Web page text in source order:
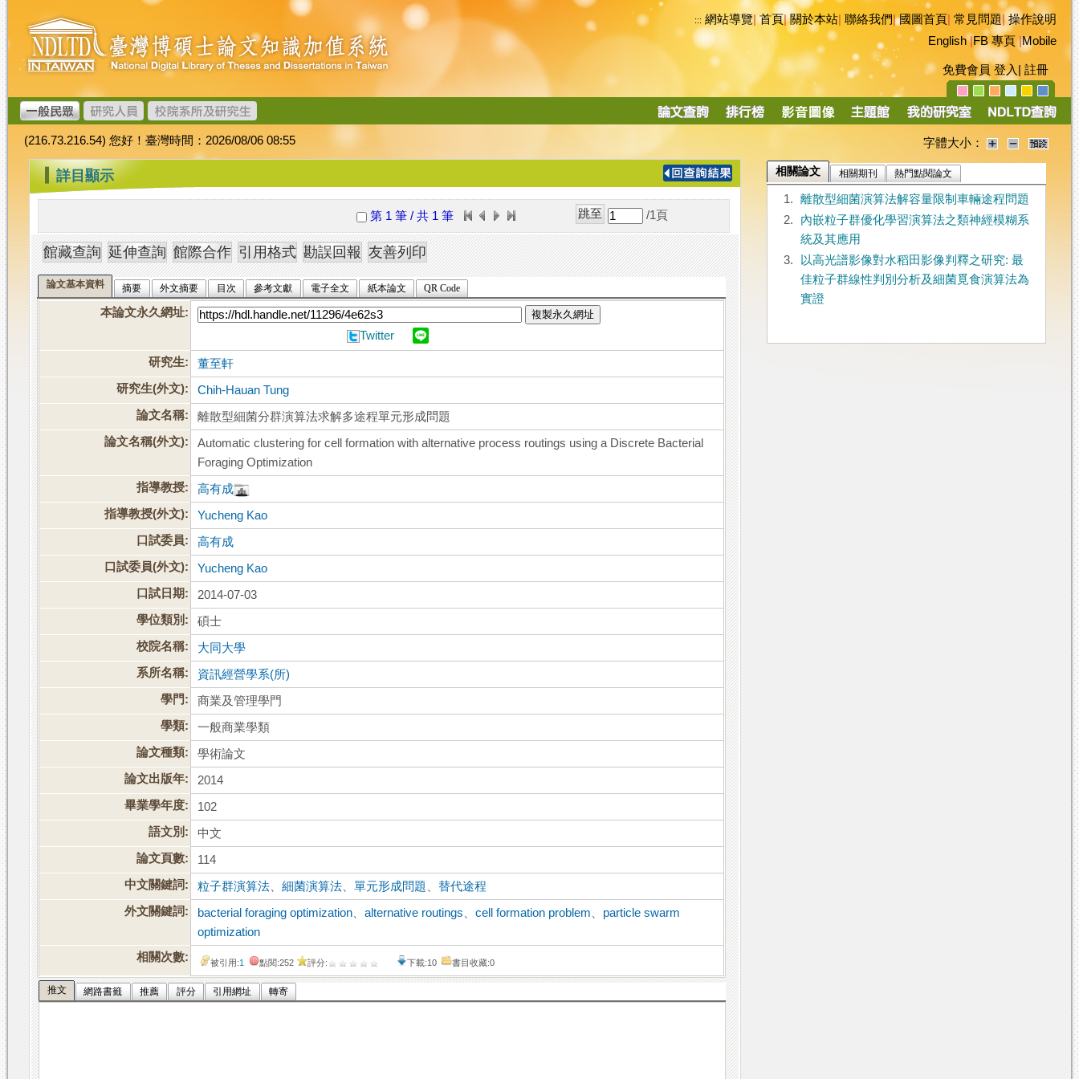
跳
到
主
要
內
容
臺
灣
博
碩
士
論
文
加
值
系
統
::: 網站導覽|首頁|關於本站 聯絡我們|國圖首頁 常見問題|操作說明
English|FB 專頁|Mobile
免費會員 登入 註冊
導
(216.73.216.54) 您好！臺灣時間：2026/08/06 08:55 字體大小：
::: 詳目顯示
第 1 筆 / 共 1 筆 /1 頁
論文基本資料 摘要 外文摘要 目次 參考文獻 電子全文 紙本論文 QR Code
本論文永久網址: 複製永久網址
Twitter
研究生:
董至軒
研究生(外文):
Chih-Hauan Tung
論文名稱:
離散型細菌分群演算法求解多途程單元形成問題
論文名稱(外文):
Automatic clustering for cell formation with alternative process routings using a Discrete Bacterial
Foraging Optimization
指導教授:
高有成
指導教授(外文):
Yucheng Kao
口試委員:
高有成
口試委員(外文):
Yucheng Kao
口試日期:
2014-07-03
學位類別:
碩士
校院名稱:
大同大學
系所名稱:
資訊經營學系(所)
學門:
商業及管理學門
學類:
一般商業學類
論文種類:
學術論文
論文出版年:
2014
畢業學年度:
102
語文別:
中文
論文頁數:
114
中文關鍵詞:
粒子群演算法 、細菌演算法 、單元形成問題
替代途程
外文關鍵詞:
bacterial foraging optimization 、alternative routings 、cell formation problem
particle swarm
optimization
相關次數:
被引用:1 點閱:252 評分: 下載:10 書目收藏:0
推文 網路書籤 推薦 評分 引用網址 轉寄
相關論文 相關期刊 熱門點閱論文
1.
離散型細菌演算法解容量限制車輛途程問題
2.
內嵌粒子群優化學習演算法之類神經模糊系
統及其應用
3.
以高光譜影像對水稻田影像判釋之研究: 最
佳粒子群線性判別分析及細菌覓食演算法為
實證